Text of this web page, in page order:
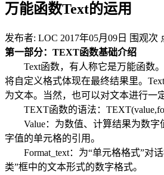
万能函数Text的运用
发布者: LOC 2017年05月09日 围观次
第一部分：TEXT函数基础介绍
Text函数，有人称它是万能函数。
将自定义格式体现在最终结果里。
为文本。当然，也可以对文本进行一
TEXT函数的语法：
Value：为数值、计算结果为数字
字值的单元格的引用。
Format_text：为“单元格格式”对话
类”框中的文本形式的数字格式。